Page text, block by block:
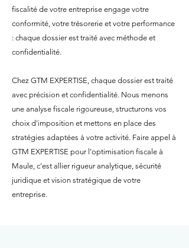
fiscalité de votre entreprise engage votre
conformité, votre trésorerie et votre performance
: chaque dossier est traité avec méthode et
confidentialité.
Chez GTM EXPERTISE, chaque dossier est traité
avec précision et confidentialité. Nous menons
une analyse fiscale rigoureuse, structurons vos
choix d'imposition et mettons en place des
stratégies adaptées à votre activité. Faire appel à
GTM EXPERTISE pour l'optimisation fiscale à
Maule, c'est allier rigueur analytique, sécurité
juridique et vision stratégique de votre
entreprise.